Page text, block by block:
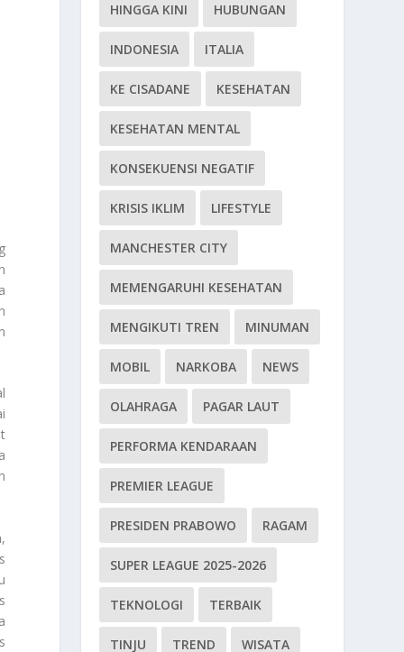
HINGGA KINI HUBUNGAN
INDONESIA ITALIA
KE CISADANE KESEHATAN
KESEHATAN MENTAL
KONSEKUENSI NEGATIF
KRISIS IKLIM LIFESTYLE
MANCHESTER CITY
MEMENGARUHI KESEHATAN
MENGIKUTI TREN MINUMAN
MOBIL NARKOBA NEWS
OLAHRAGA PAGAR LAUT
PERFORMA KENDARAAN
PREMIER LEAGUE
PRESIDEN PRABOWO RAGAM
SUPER LEAGUE 2025-2026
TEKNOLOGI TERBAIK
TINJU TREND WISATA